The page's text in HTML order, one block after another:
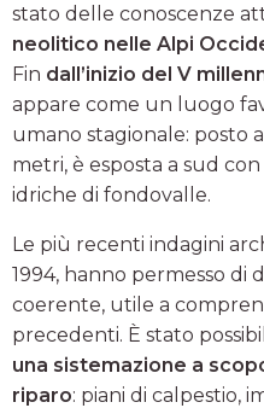
stato delle conoscenze
neolitico nelle Alpi
Fin dall’inizio del V
appare come un luogo
umano stagionale: posto
metri, è esposta a sud
idriche di fondovalle.
Le più recenti indagini
1994, hanno permesso di
coerente, utile a
precedenti. È stato
una sistemazione a
riparo: piani di calpestio,